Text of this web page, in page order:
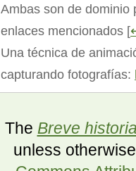
Ambas son de dominio
enlaces mencionados [
Una técnica de
capturando fotografías:
The Breve
unless